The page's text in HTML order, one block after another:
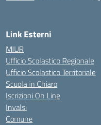
Link Esterni
MIUR
Ufficio Scolastico Regionale
Ufficio Scolastico Territoriale
Scuola in Chiaro
Iscrizioni On Line
Invalsi
Comune